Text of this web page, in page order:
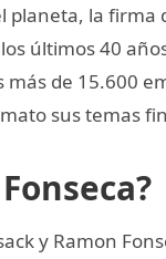
planeta, la
últimos 40
de 15.600
sus temas
y Ramon